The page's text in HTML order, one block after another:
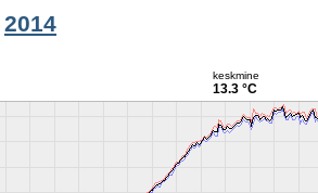
2014
keskmine
13.3 °C